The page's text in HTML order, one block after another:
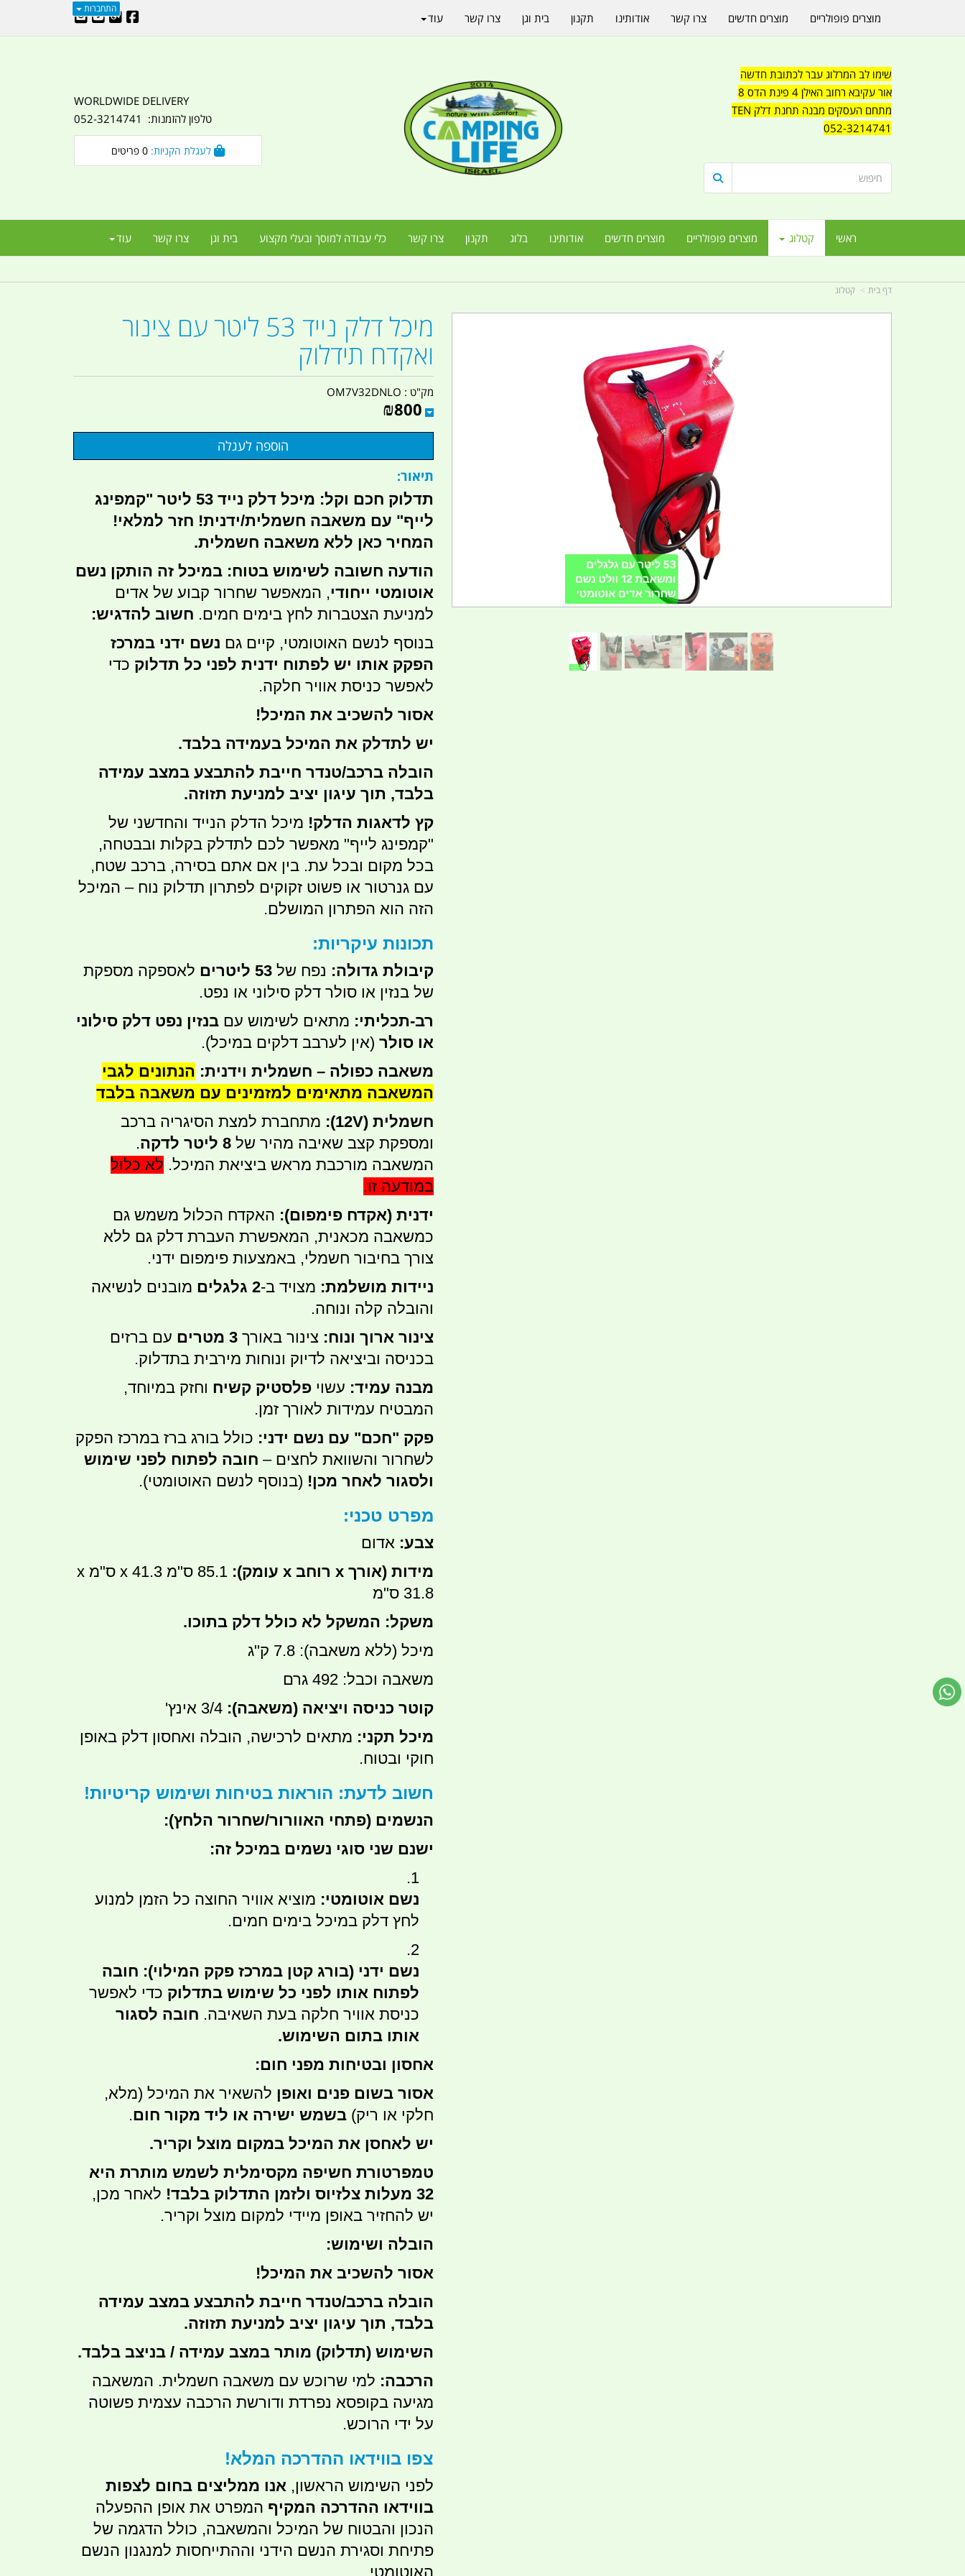
התחברות
שימו לב המרלוג עבר לכתובת חדשה
אור עקיבא רחוב האילן 4 פינת הדס 8
מתחם העסקים מבנה תחנת דלק TEN
052-3214741
WORLDWIDE DELIVERY
טלפון להזמנות: 052-3214741
0
ראשי קטלוג מוצרים פופולריים מוצרים חדשים אודותינו בלוג תקנון צרו קשר כלי עבודה למוסך ובעלי מקצוע בית וגן צרו קשר עוד
מוצרים פופולריים מוצרים חדשים צרו קשר אודותינו תקנון בית וגן צרו קשר עוד
דף בית קטלוג
מיכל דלק נייד 53 ליטר עם צינור
ואקדח תידלוק
מק"ט : OM7V32DNLO
₪800
תיאור:
תדלוק חכם וקל: מיכל דלק נייד 53 ליטר "קמפינג
לייף" עם משאבה חשמלית/ידנית! חזר למלאי!
המחיר כאן ללא משאבה חשמלית.
הודעה חשובה לשימוש בטוח: במיכל זה הותקן נשם
אוטומטי ייחודי, המאפשר שחרור קבוע של אדים
למניעת הצטברות לחץ בימים חמים. חשוב להדגיש:
בנוסף לנשם האוטומטי, קיים גם נשם ידני במרכז
הפקק אותו יש לפתוח ידנית לפני כל תדלוק כדי
לאפשר כניסת אוויר חלקה.
אסור להשכיב את המיכל!
יש לתדלק את המיכל בעמידה בלבד.
הובלה ברכב/טנדר חייבת להתבצע במצב עמידה
בלבד, תוך עיגון יציב למניעת תזוזה.
קץ לדאגות הדלק! מיכל הדלק הנייד והחדשני של
"קמפינג לייף" מאפשר לכם לתדלק בקלות ובבטחה,
בכל מקום ובכל עת. בין אם אתם בסירה, ברכב שטח,
עם גנרטור או פשוט זקוקים לפתרון תדלוק נוח – המיכל
הזה הוא הפתרון המושלם.
תכונות עיקריות:
קיבולת גדולה: נפח של53 ליטרים
לאספקה מספקת
של בנזין או סולר דלק סילוני או נפט.
רב-תכליתי: מתאים לשימוש עםבנזין נפט דלק סילוני
או סולר (אין לערבב דלקים במיכל).
משאבה כפולה – חשמלית וידנית: הנתונים לגבי
המשאבה מתאימים למזמינים עם משאבה בלבד
חשמלית (12V):
מתחברת למצת הסיגריה ברכב
ומספקת קצב שאיבה מהיר של8 ליטר לדקה
.
המשאבה מורכבת מראש ביציאת המיכל. לא כלול
במודעה זו.
ידנית (אקדח פימפום): האקדח הכלול משמש גם
כמשאבה מכאנית, המאפשרת העברת דלק גם ללא
צורך בחיבור חשמלי, באמצעות פימפום ידני.
ניידות מושלמת: מצויד ב-2 גלגלים
מובנים לנשיאה
והובלה קלה ונוחה.
צינור ארוך ונוח: צינור באורך3 מטרים
עם ברזים
בכניסה וביציאה לדיוק ונוחות מירבית בתדלוק.
מבנה עמיד: עשויפלסטיק קשיח וחזק במיוחד,
המבטיח עמידות לאורך זמן.
פקק "חכם" עם נשם ידני: כולל בורג ברז במרכז הפקק
לשחרור והשוואת לחצים – חובה לפתוח לפני שימוש
ולסגור לאחר מכן! (בנוסף לנשם האוטומטי).
מפרט טכני:
צבע: אדום
מידות (אורך x רוחב x עומק):
85.1 ס"מ x 41.3 ס"מ x
31.8 ס"מ
משקל: המשקל לא כולל דלק בתוכו.
מיכל (ללא משאבה): 7.8 ק"ג
משאבה וכבל: 492 גרם
קוטר כניסה ויציאה (משאבה): 3/4 אינץ'
מיכל תקני: מתאים לרכישה, הובלה ואחסון דלק באופן
חוקי ובטוח.
חשוב לדעת: הוראות בטיחות ושימוש קריטיות!
הנשמים (פתחי האוורור/שחרור הלחץ):
ישנם שני סוגי נשמים במיכל זה:
נשם אוטומטי: מוציא אוויר החוצה כל הזמן למנוע
לחץ דלק במיכל בימים חמים.
נשם ידני (בורג קטן במרכז פקק המילוי): חובה
לפתוח אותו לפני כל שימוש בתדלוק כדי לאפשר
כניסת אוויר חלקה בעת השאיבה. חובה לסגור
אותו בתום השימוש.
אחסון ובטיחות מפני חום:
אסור בשום פנים ואופן להשאיר את המיכל (מלא,
חלקי או ריק)בשמש ישירה או ליד מקור חום.
יש לאחסן את המיכל במקום מוצל וקריר.
טמפרטורת חשיפה מקסימלית לשמש מותרת היא
32 מעלות צלזיוס ולזמן התדלוק בלבד!
לאחר מכן,
יש להחזיר באופן מיידי למקום מוצל וקריר.
הובלה ושימוש:
אסור להשכיב את המיכל!
הובלה ברכב/טנדר חייבת להתבצע במצב עמידה
בלבד, תוך עיגון יציב למניעת תזוזה.
השימוש (תדלוק) מותר במצב עמידה / בניצב בלבד.
הרכבה: למי שרוכש עם משאבה חשמלית. המשאבה
מגיעה בקופסא נפרדת ודורשת הרכבה עצמית פשוטה
על ידי הרוכש.
צפו בווידאו ההדרכה המלא!
לפני השימוש הראשון,אנו ממליצים בחום לצפות
בווידאו ההדרכה המקיף המפרט את אופן ההפעלה
הנכון והבטוח של המיכל והמשאבה, כולל הדגמה של
פתיחת וסגירת הנשם הידני וההתייחסות למנגנון הנשם
האוטומטי.